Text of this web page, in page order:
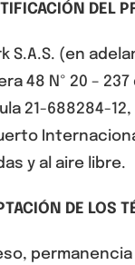
DEL
S.A.S. (en
48 Nº 20 –
21-688284-12,
y al aire libre.
DE LOS